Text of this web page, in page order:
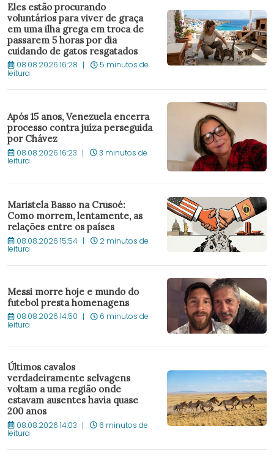
Eles estão procurando
voluntários para viver de graça
em uma ilha grega em troca de
passarem 5 horas por dia
cuidando de gatos resgatados
08.08.2026 16:28 5 minutos de
leitura
Após 15 anos, Venezuela encerra
processo contra juíza perseguida
por Chávez
08.08.2026 16:23 3 minutos de
leitura
Maristela Basso na Crusoé:
Como morrem, lentamente, as
relações entre os países
08.08.2026 15:54 2 minutos de
leitura
Messi morre hoje e mundo do
futebol presta homenagens
08.08.2026 14:50 6 minutos de
leitura
Últimos cavalos
verdadeiramente selvagens
voltam a uma região onde
estavam ausentes havia quase
200 anos
08.08.2026 14:03 6 minutos de
leitura